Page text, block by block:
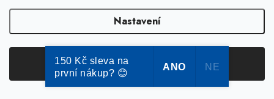
Nastavení
Souhlasím
150 Kč sleva na
první nákup? 😊
ANO NE